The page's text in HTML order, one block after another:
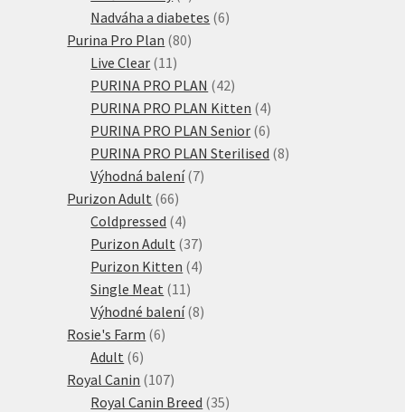
produktů
Nadváha a diabetes 66
Purina Pro Plan 8080
Live Clear 11 11
produktů
PURINA PRO PLAN 4242
produktů
PURINA PRO PLAN Kitten 44
produkty
PURINA PRO PLAN Senior 66
produktů
PURINA PRO PLAN Sterilised 88
Výhodná balení 77
Purizon Adult 6666
produktů
Coldpressed 44
produkty
Purizon Adult 3737
produktů
Purizon Kitten 44
Single Meat 11 11
produktů
Výhodné balení 88
Rosie's Farm 66
Adult 66
produktů
Royal Canin 107107
produktů
Royal Canin Breed 3535